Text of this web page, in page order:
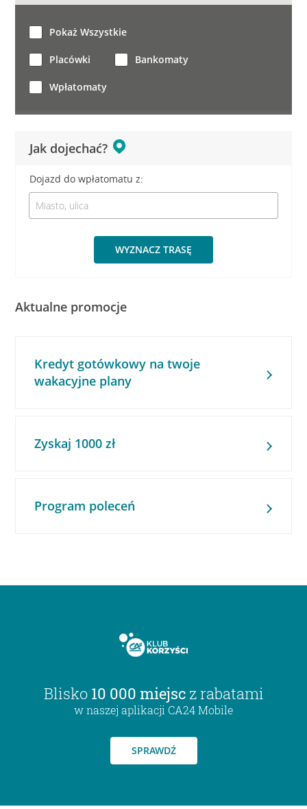
Jak dojechać?
Dojazd do wpłatomatu z:
WYZNACZ TRASĘ
Pokaż Wszystkie
Placówki Bankomaty
Wpłatomaty
Aktualne promocje
Kredyt gotówkowy na twoje
wakacyjne plany
Zyskaj 1000 zł
Program poleceń
Blisko 10 000 miejsc z rabatami
w naszej aplikacji CA24 Mobile
SPRAWDŹ